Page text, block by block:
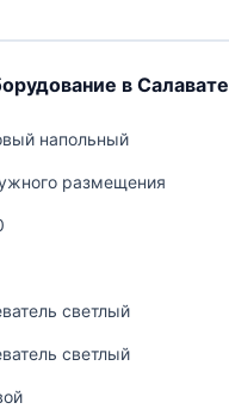
в Салавате
напольный
размещения
светлый
светлый